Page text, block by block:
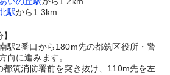
駅から1.3km
駅2番口から180m先の都筑区役所・警
向に進みます。
都筑消防署前を突き抜け、110m先を左